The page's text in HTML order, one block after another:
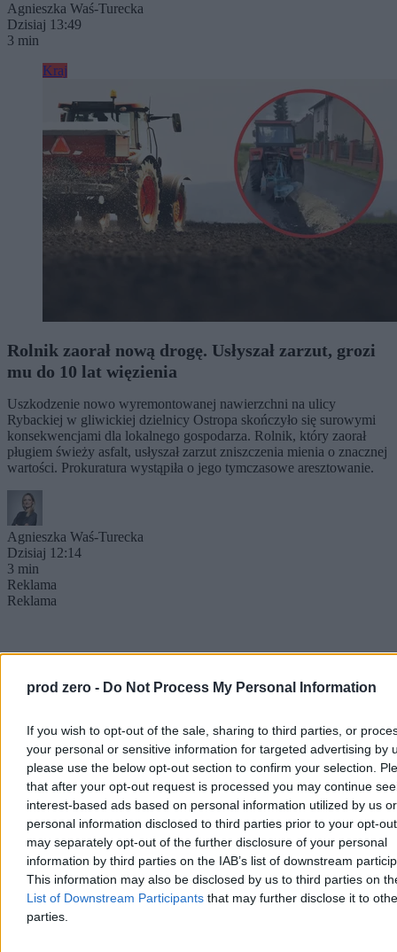
prod zero - Do Not Process My Personal Information
If you wish to opt-out of the sale, sharing to third parties, or
your personal or sensitive information for targeted advertising by
please use the below opt-out section to confirm your selection.
that after your opt-out request is processed you may continue
interest-based ads based on personal information utilized by us or
personal information disclosed to third parties prior to your opt-
may separately opt-out of the further disclosure of your personal
information by third parties on the IAB’s list of downstream
This information may also be disclosed by us to third parties on
List of Downstream Participants that may further disclose it to
parties.
Agnieszka Waś-Turecka
Dzisiaj 13:49
3 min
Kraj
Rolnik zaorał nową drogę. Usłyszał zarzut, grozi
mu do 10 lat więzienia
Uszkodzenie nowo wyremontowanej nawierzchni na ulicy
Rybackiej w gliwickiej dzielnicy Ostropa skończyło się surowymi
konsekwencjami dla lokalnego gospodarza. Rolnik, który zaorał
pługiem świeży asfalt, usłyszał zarzut zniszczenia mienia o znacznej
wartości. Prokuratura wystąpiła o jego tymczasowe aresztowanie.
Agnieszka Waś-Turecka
Dzisiaj 12:14
3 min
Reklama
Reklama